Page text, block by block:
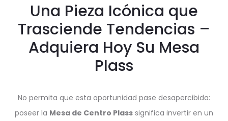
Una Pieza Icónica que
Trasciende Tendencias –
Adquiera Hoy Su Mesa
Plass
No permita que esta oportunidad pase desapercibida:
poseer la Mesa de Centro Plass significa invertir en un